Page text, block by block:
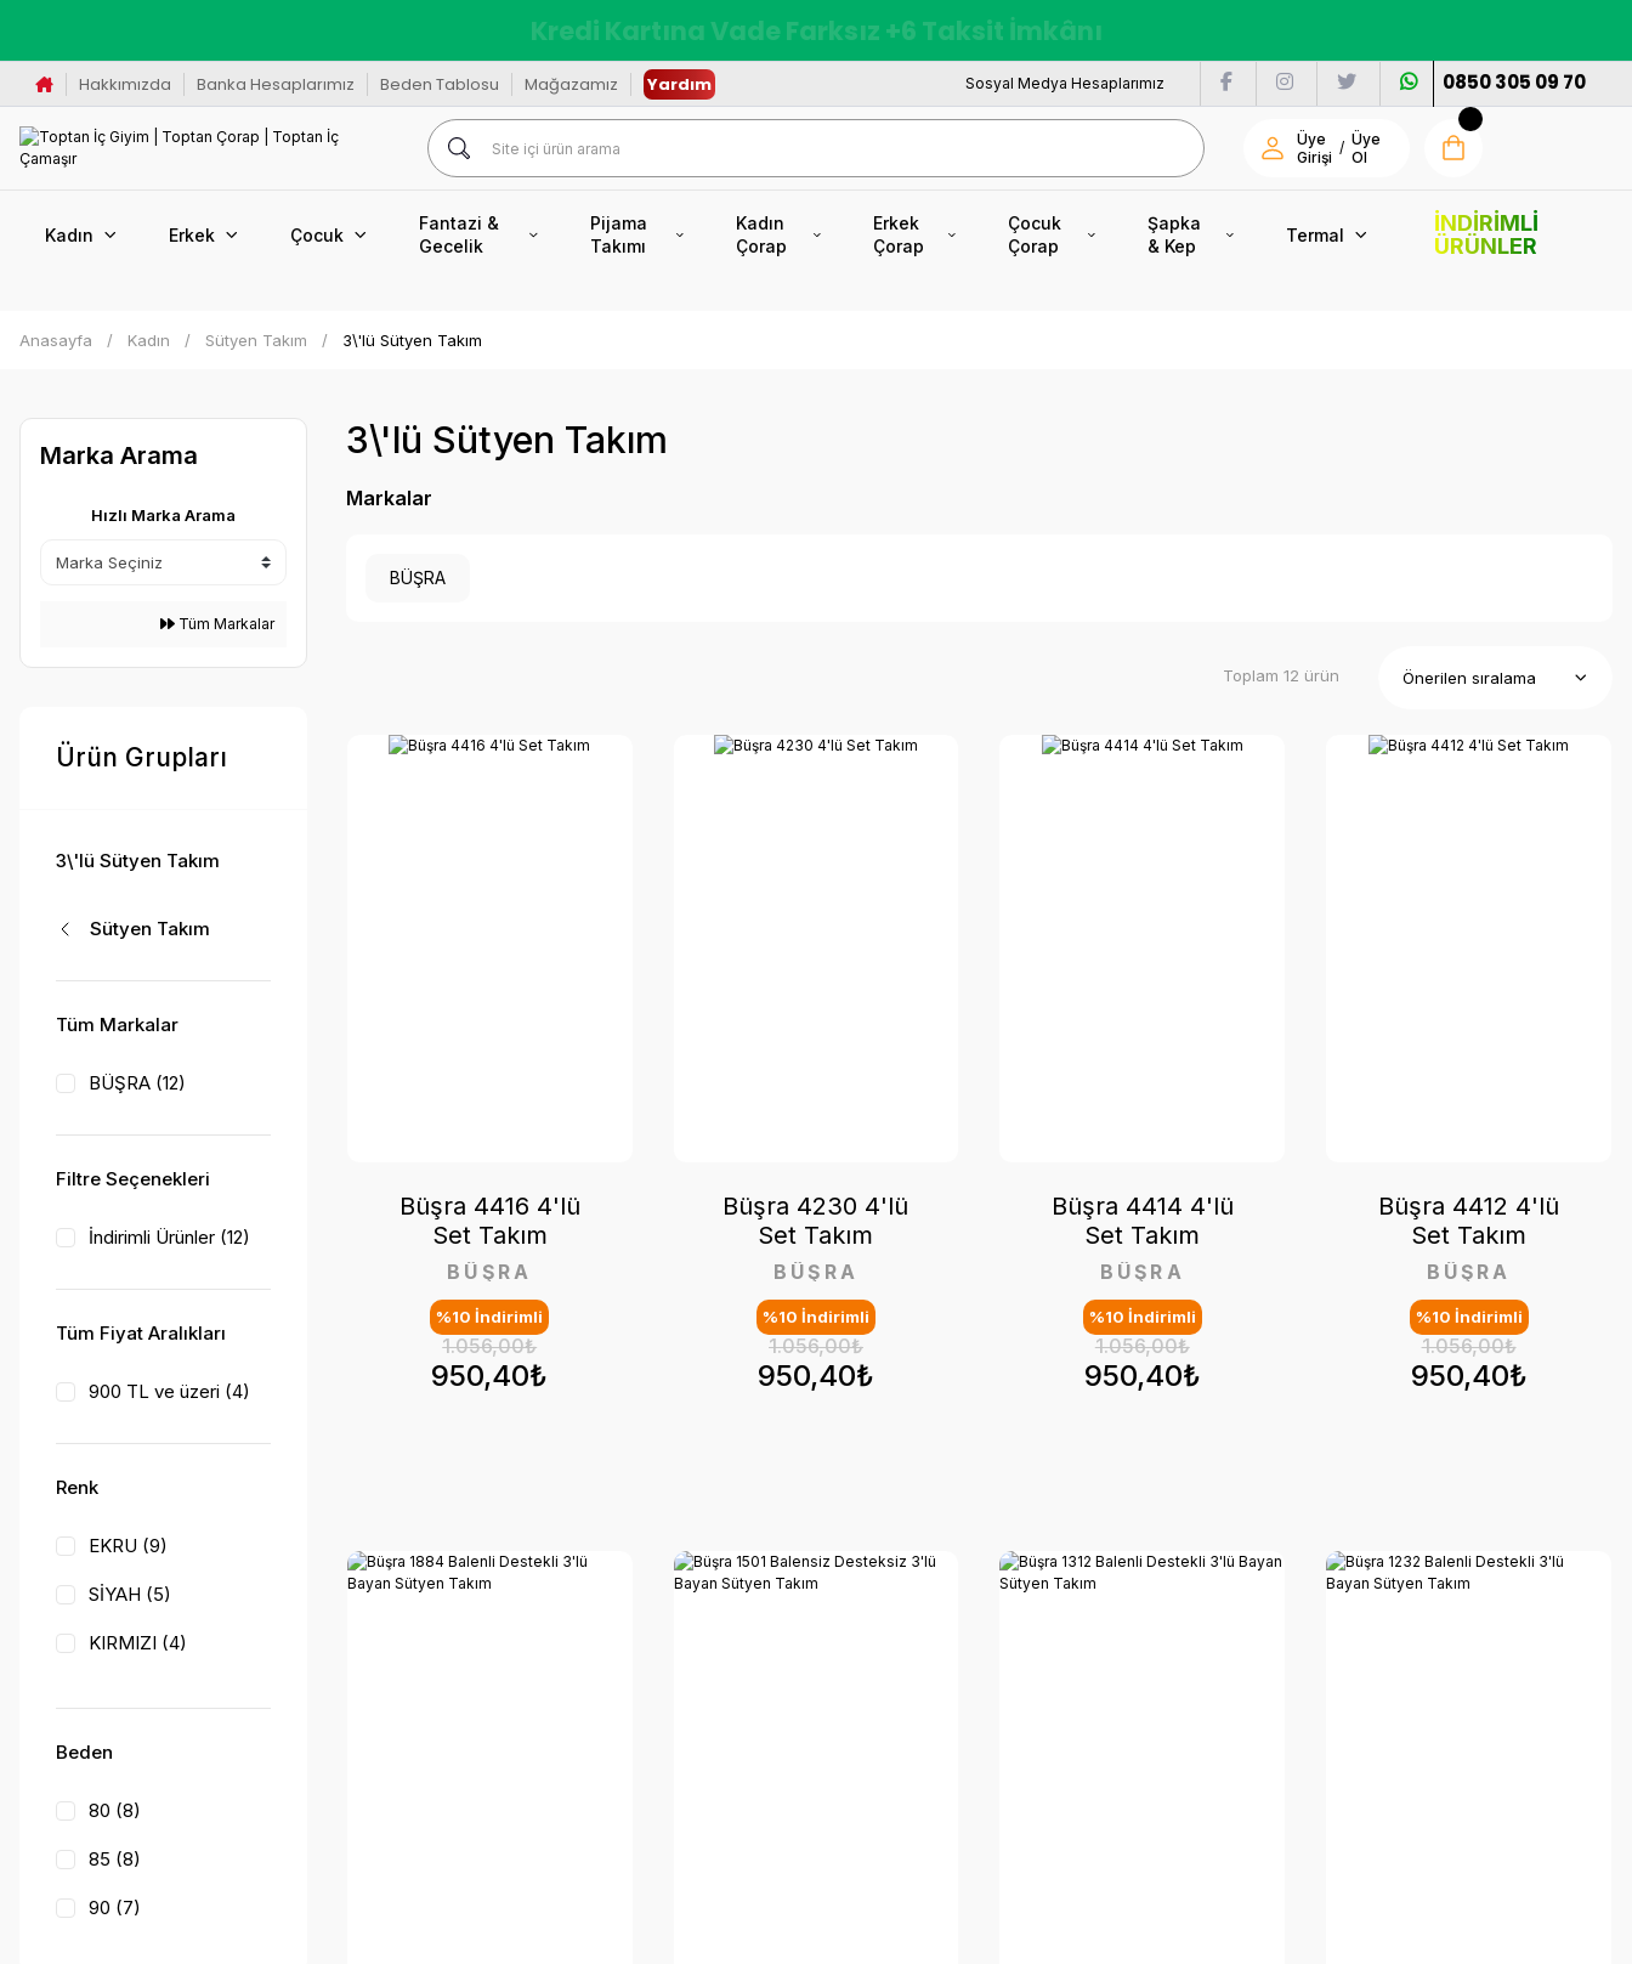
Kredi Kartına Vade Farksız +6 Taksit İmkânı
Hakkımızda Banka Hesaplarımız Beden Tablosu Mağazamız Yardım Sosyal Medya Hesaplarımız 0850 305 09 70
Üye
Girişi
/ Üye
Ol
Kadın Erkek Çocuk
Fantazi &
Gecelik
Pijama
Takımı
Kadın
Çorap
Erkek
Çorap
Çocuk
Çorap
Şapka
& Kep
Termal
İNDİRİMLİ
ÜRÜNLER
Anasayfa Kadın Sütyen Takım 3\'lü Sütyen Takım
Marka Arama
Hızlı Marka Arama
Tüm Markalar
Ürün Grupları
3\'lü Sütyen Takım
Sütyen Takım
Tüm Markalar
BÜŞRA (12)
Filtre Seçenekleri
İndirimli Ürünler (12)
Tüm Fiyat Aralıkları
900 TL ve üzeri (4)
Renk
EKRU (9)
SİYAH (5)
KIRMIZI (4)
PUDRA (2)
Beden
80 (8)
85 (8)
90 (7)
3\'lü Sütyen Takım
Markalar
BÜŞRA
Toplam 12 ürün
950,40₺
1.056,00₺
%10 İndirimli
BÜŞRA
Büşra 4416 4'lü
Set Takım
950,40₺
1.056,00₺
%10 İndirimli
BÜŞRA
Büşra 4230 4'lü
Set Takım
950,40₺
1.056,00₺
%10 İndirimli
BÜŞRA
Büşra 4414 4'lü
Set Takım
950,40₺
1.056,00₺
%10 İndirimli
BÜŞRA
Büşra 4412 4'lü
Set Takım